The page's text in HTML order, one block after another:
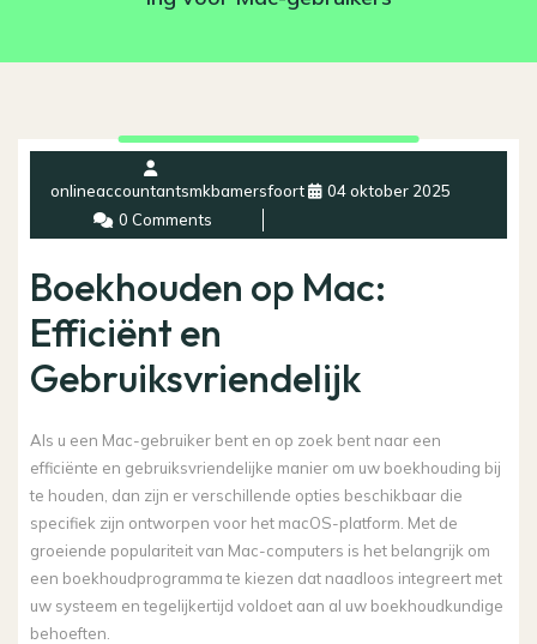
onlineaccountantsmkbamersfoort
04 oktober 2025
0 Comments
Boekhouden op Mac:
Efficiënt en
Gebruiksvriendelijk
Als u een Mac-gebruiker bent en op zoek bent naar een
efficiënte en gebruiksvriendelijke manier om uw boekhouding bij
te houden, dan zijn er verschillende opties beschikbaar die
specifiek zijn ontworpen voor het macOS-platform. Met de
groeiende populariteit van Mac-computers is het belangrijk om
een boekhoudprogramma te kiezen dat naadloos integreert met
uw systeem en tegelijkertijd voldoet aan al uw boekhoudkundige
behoeften.